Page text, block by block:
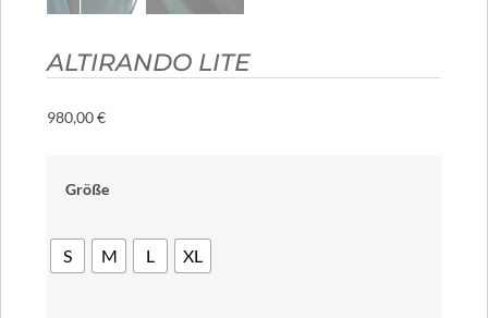
ALTIRANDO LITE
980,00€
Größe
S M L XL